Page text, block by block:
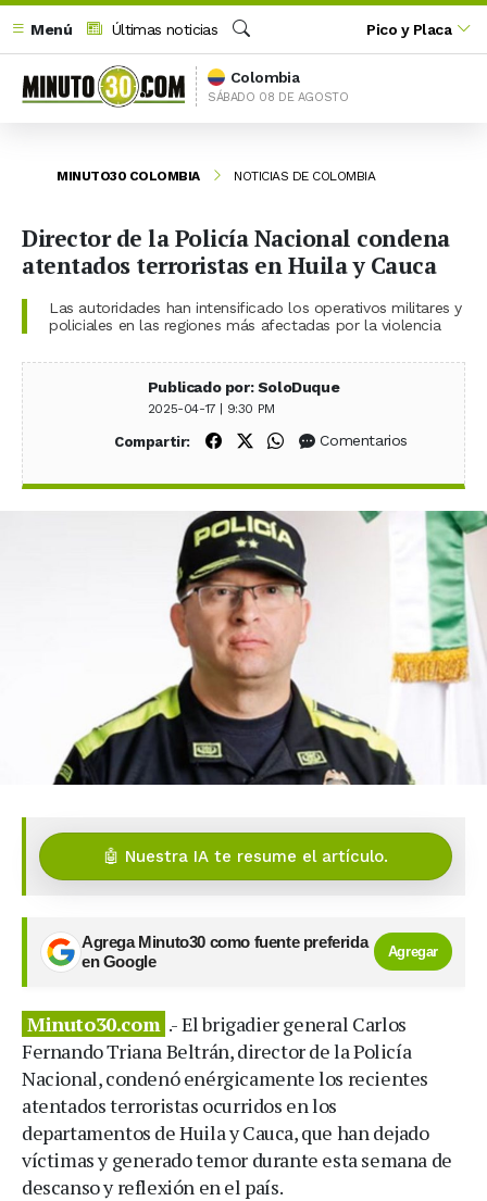
Menú
Últimas noticias
Buscar
Pico y Placa
Colombia
SÁBADO 08 DE AGOSTO
MINUTO30 COLOMBIA NOTICIAS DE COLOMBIA
Director de la Policía Nacional condena
atentados terroristas en Huila y Cauca
Las autoridades han intensificado los operativos militares y
policiales en las regiones más afectadas por la violencia
Publicado por: SoloDuque
2025-04-17 | 9:30 PM
Compartir: Compartir en Facebook
Compartir en X (Twitter)
Compartir en WhatsApp
Comentarios
🤖 Nuestra IA te resume el artículo.
Agrega Minuto30 como fuente preferida
en Google
Agregar
Minuto30.com .- El brigadier general Carlos
Fernando Triana Beltrán, director de la Policía
Nacional, condenó enérgicamente los recientes
atentados terroristas ocurridos en los
departamentos de Huila y Cauca, que han dejado
víctimas y generado temor durante esta semana de
descanso y reflexión en el país.